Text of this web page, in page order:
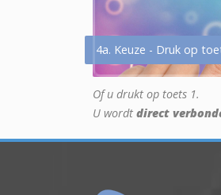
4a. Keuze - Druk op
Of u drukt op toets 1.
U wordt direct